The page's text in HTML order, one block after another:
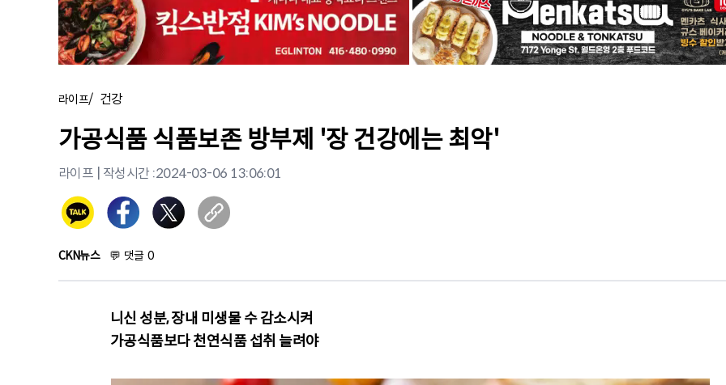
라이프/ 건강
가공식품 식품보존 방부제 '장 건강에는 최악'
라이프 | 작성시간 :2024-03-06 13:06:01
CKN뉴스 💬 댓글 0
니신 성분, 장내 미생물 수 감소시켜
가공식품보다 천연식품 섭취 늘려야